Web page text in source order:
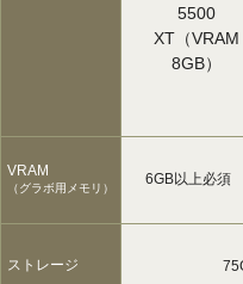
5500
XT（VRAM
8GB）
VRAM
（グラボ用メモリ）
6GB以上必須
ストレージ